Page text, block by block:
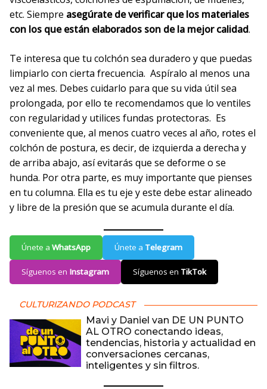
etc. Siempre asegúrate de verificar que los materiales
con los que están elaborados son de la mejor calidad.
Te interesa que tu colchón sea duradero y que puedas
limpiarlo con cierta frecuencia. Aspíralo al menos una
vez al mes. Debes cuidarlo para que su vida útil sea
prolongada, por ello te recomendamos que lo ventiles
con regularidad y utilices fundas protectoras. Es
conveniente que, al menos cuatro veces al año, rotes el
colchón de postura, es decir, de izquierda a derecha y
de arriba abajo, así evitarás que se deforme o se
hunda. Por otra parte, es muy importante que pienses
en tu columna. Ella es tu eje y este debe estar alineado
y libre de la presión que se acumula durante el día.
Únete a WhatsApp Únete a Telegram
Síguenos en Instagram Síguenos en TikTok
CULTURIZANDO PODCAST
Mavi y Daniel van DE UN PUNTO
AL OTRO conectando ideas,
tendencias, historia y actualidad en
conversaciones cercanas,
inteligentes y sin filtros.